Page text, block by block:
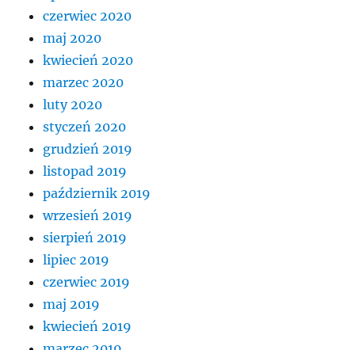
czerwiec 2020
maj 2020
kwiecień 2020
marzec 2020
luty 2020
styczeń 2020
grudzień 2019
listopad 2019
październik 2019
wrzesień 2019
sierpień 2019
lipiec 2019
czerwiec 2019
maj 2019
kwiecień 2019